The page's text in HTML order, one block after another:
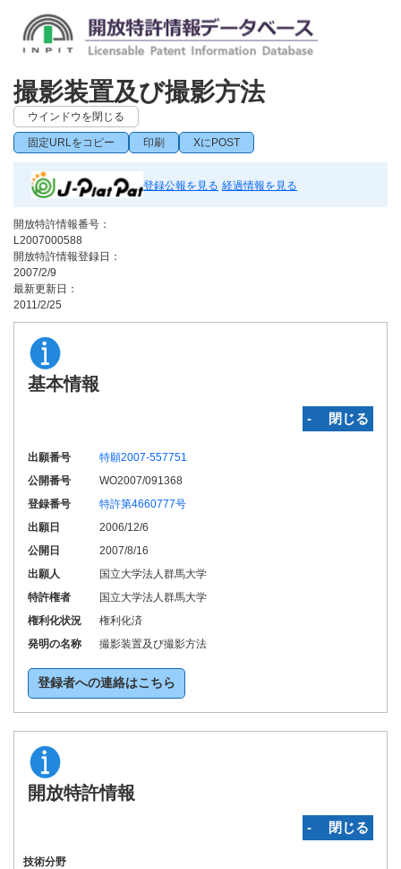
撮影装置及び撮影方法
ウインドウを閉じる
固定URLをコピー 印刷 XにPOST
登録公報を見る 経過情報を見る
開放特許情報番号：
L2007000588
開放特許情報登録日：
2007/2/9
最新更新日：
2011/2/25
基本情報
‐ 閉じる
出願番号
特願2007-557751
公開番号
WO2007/091368
登録番号
特許第4660777号
出願日
2006/12/6
公開日
2007/8/16
出願人
国立大学法人群馬大学
特許権者
国立大学法人群馬大学
権利化状況
権利化済
発明の名称
撮影装置及び撮影方法
登録者への連絡はこちら
開放特許情報
‐ 閉じる
技術分野